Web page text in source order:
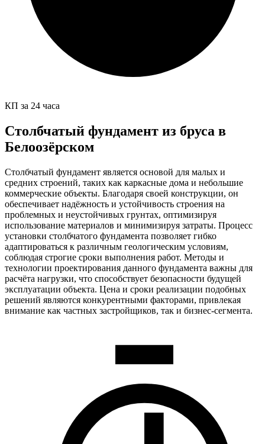
КП за 24 часа
Столбчатый фундамент из бруса в
Белоозёрском
Столбчатый фундамент является основой для малых и
средних строений, таких как каркасные дома и небольшие
коммерческие объекты. Благодаря своей конструкции, он
обеспечивает надёжность и устойчивость строения на
проблемных и неустойчивых грунтах, оптимизируя
использование материалов и минимизируя затраты. Процесс
установки столбчатого фундамента позволяет гибко
адаптироваться к различным геологическим условиям,
соблюдая строгие сроки выполнения работ. Методы и
технологии проектирования данного фундамента важны для
расчёта нагрузки, что способствует безопасности будущей
эксплуатации объекта. Цена и сроки реализации подобных
решений являются конкурентными факторами, привлекая
внимание как частных застройщиков, так и бизнес-сегмента.